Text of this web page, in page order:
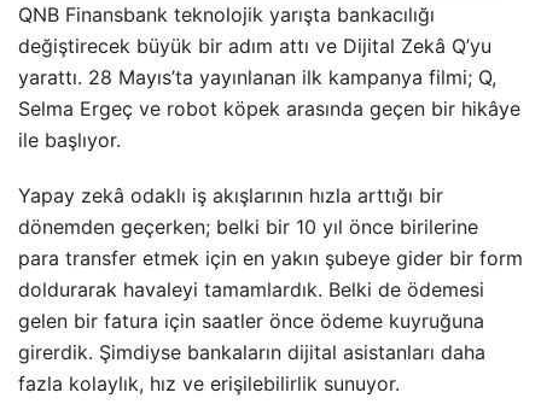
QNB Finansbank teknolojik yarışta bankacılığı
değiştirecek büyük bir adım attı ve Dijital Zekâ Q’yu
yarattı. 28 Mayıs’ta yayınlanan ilk kampanya filmi; Q,
Selma Ergeç ve robot köpek arasında geçen bir hikâye
ile başlıyor.
Yapay zekâ odaklı iş akışlarının hızla arttığı bir
dönemden geçerken; belki bir 10 yıl önce birilerine
para transfer etmek için en yakın şubeye gider bir form
doldurarak havaleyi tamamlardık. Belki de ödemesi
gelen bir fatura için saatler önce ödeme kuyruğuna
girerdik. Şimdiyse bankaların dijital asistanları daha
fazla kolaylık, hız ve erişilebilirlik sunuyor.